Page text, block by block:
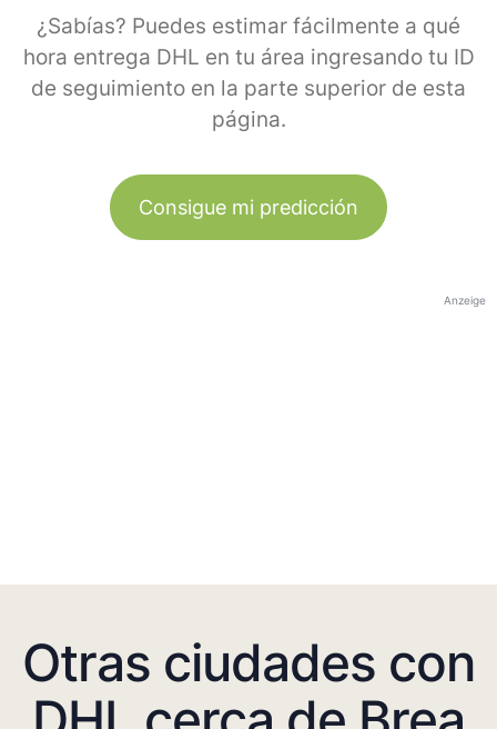
¿Sabías? Puedes estimar fácilmente a qué
hora entrega DHL en tu área ingresando tu ID
de seguimiento en la parte superior de esta
página.
Consigue mi predicción
Anzeige
Otras ciudades con